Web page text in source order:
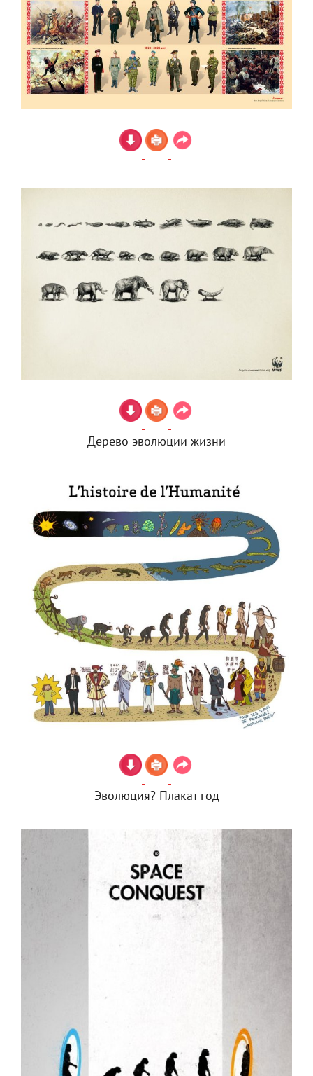
Дерево эволюции жизни
Эволюция? Плакат год